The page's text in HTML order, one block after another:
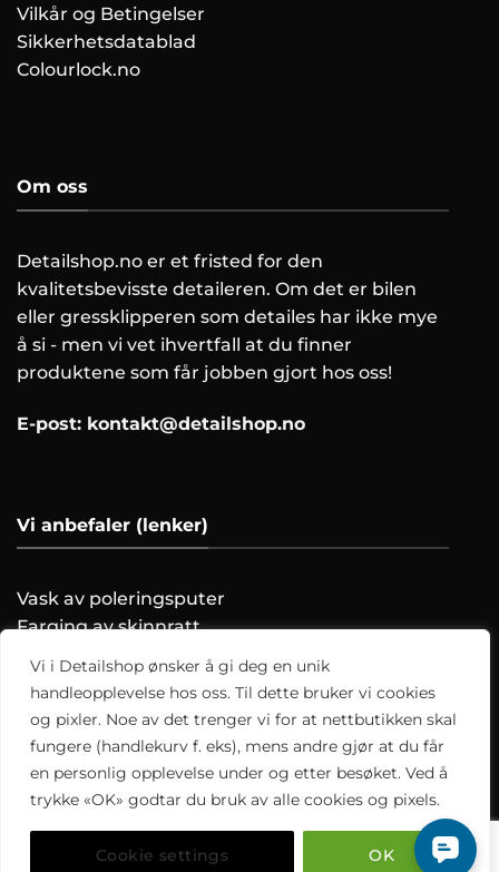
Vi i Detailshop ønsker å gi deg en unik
handleopplevelse hos oss. Til dette bruker vi cookies
og pixler. Noe av det trenger vi for at nettbutikken skal
fungere (handlekurv f. eks), mens andre gjør at du får
en personlig opplevelse under og etter besøket. Ved å
trykke «OK» godtar du bruk av alle cookies og pixels.
Cookie settings OK
Vilkår og Betingelser
Sikkerhetsdatablad
Colourlock.no
Om oss
Detailshop.no er et fristed for den
kvalitetsbevisste detaileren. Om det er bilen
eller gressklipperen som detailes har ikke mye
å si - men vi vet ihvertfall at du finner
produktene som får jobben gjort hos oss!
E-post: kontakt@detailshop.no
Vi anbefaler (lenker)
Vask av poleringsputer
Farging av skinnratt
Vask motoren trygt!
Hvordan clayer du?
Alle artikler
Copyright 2026 © Detailshop.no